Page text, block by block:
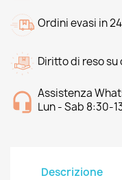
Ordini evasi in
Diritto di reso
Assistenza
Lun - Sab 8:30-
Descrizione